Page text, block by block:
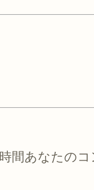
時間あなたの